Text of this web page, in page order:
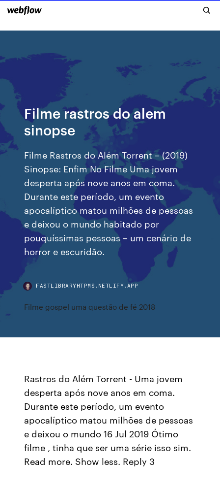
Filme rastros do alem
sinopse
Filme Rastros do Além Torrent – (2019)
Sinopse: Enfim No Filme Uma jovem
desperta após nove anos em coma.
Durante este período, um evento
apocalíptico matou milhões de pessoas
e deixou o mundo habitado por
pouquíssimas pessoas – um cenário de
horror e escuridão.
FASTLIBRARYHTPMS.NETLIFY.APP
Filme gospel uma questão de fé 2018
Rastros do Além Torrent - Uma jovem
desperta após nove anos em coma.
Durante este período, um evento
apocalíptico matou milhões de pessoas
e deixou o mundo 16 Jul 2019 Ótimo
filme , tinha que ser uma série isso sim.
Read more. Show less. Reply 3